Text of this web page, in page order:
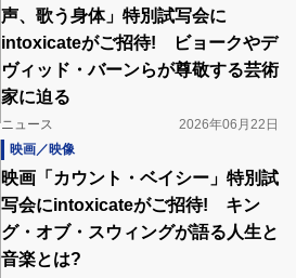
声、歌う身体」特別試写会に
intoxicateがご招待! ビョークやデ
ヴィッド・バーンらが尊敬する芸術
家に迫る
ニュース
2026年06月22日
映画／映像
映画「カウント・ベイシー」特別試
写会にintoxicateがご招待! キン
グ・オブ・スウィングが語る人生と
音楽とは?